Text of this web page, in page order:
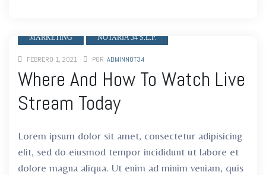
MARKETING NOTARIA 34 S.L.P.
FEBRERO 1, 2021 POR ADMINNOT34
Where And How To Watch Live
Stream Today
Lorem ipsum dolor sit amet, consectetur adipisicing
elit, sed do eiusmod tempor incididunt ut labore et
dolore magna aliqua. Ut enim ad minim veniam, quis